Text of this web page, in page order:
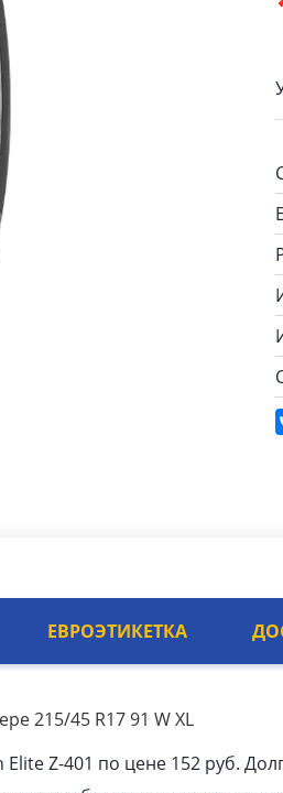
ЕВРОЭТИКЕТКА
215/45 R17 91 W XL
Z-401 по цене 152 руб.